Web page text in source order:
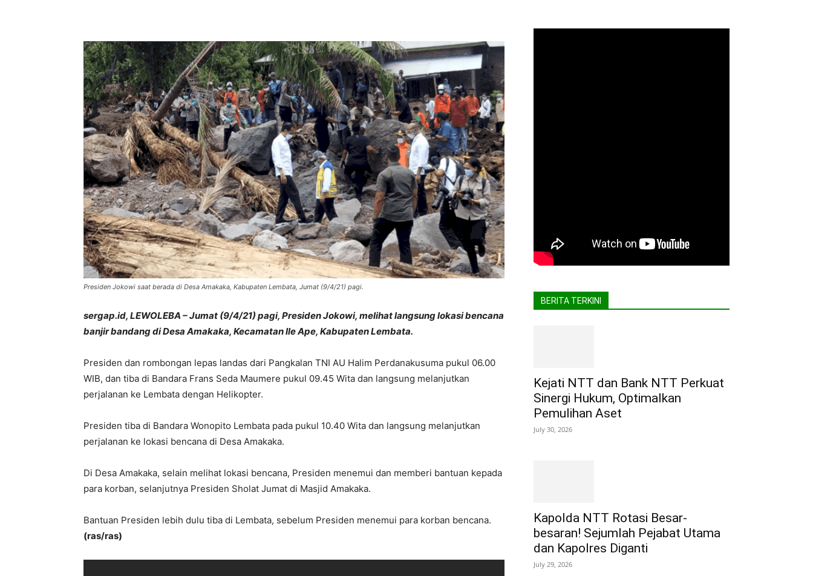
Presiden Jokowi saat berada di Desa Amakaka, Kabupaten Lembata, Jumat (9/4/21) pagi.
sergap.id, LEWOLEBA – Jumat (9/4/21) pagi, Presiden Jokowi, melihat langsung lokasi bencana
banjir bandang di Desa Amakaka, Kecamatan Ile Ape, Kabupaten Lembata.
Presiden dan rombongan lepas landas dari Pangkalan TNI AU Halim Perdanakusuma pukul 06.00
WIB, dan tiba di Bandara Frans Seda Maumere pukul 09.45 Wita dan langsung melanjutkan
perjalanan ke Lembata dengan Helikopter.
Presiden tiba di Bandara Wonopito Lembata pada pukul 10.40 Wita dan langsung melanjutkan
perjalanan ke lokasi bencana di Desa Amakaka.
Di Desa Amakaka, selain melihat lokasi bencana, Presiden menemui dan memberi bantuan kepada
para korban, selanjutnya Presiden Sholat Jumat di Masjid Amakaka.
Bantuan Presiden lebih dulu tiba di Lembata, sebelum Presiden menemui para korban bencana.
(ras/ras)
BERITA TERKINI
Kejati NTT dan Bank NTT Perkuat
Sinergi Hukum, Optimalkan
Pemulihan Aset
July 30, 2026
Kapolda NTT Rotasi Besar-
besaran! Sejumlah Pejabat Utama
dan Kapolres Diganti
July 29, 2026